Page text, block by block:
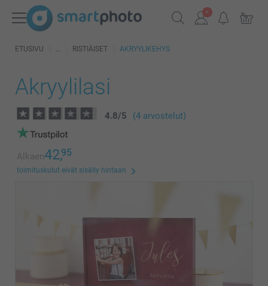
ETUSIVU RISTIÄISET AKRYYLIKEHYS
Akryylilasi
4.8/5 (4 arvostelut)
Alkaen42,95
toimituskulut eivät sisälly hintaan